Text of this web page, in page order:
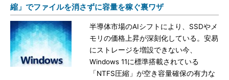
縮」でファイルを消さずに容量を稼ぐ裏ワザ
半導体市場のAIシフトにより、SSDやメ
モリの価格上昇が深刻化している。安易
にストレージを増設できない今、
Windows 11に標準搭載されている
「NTFS圧縮」が空き容量確保の有力な